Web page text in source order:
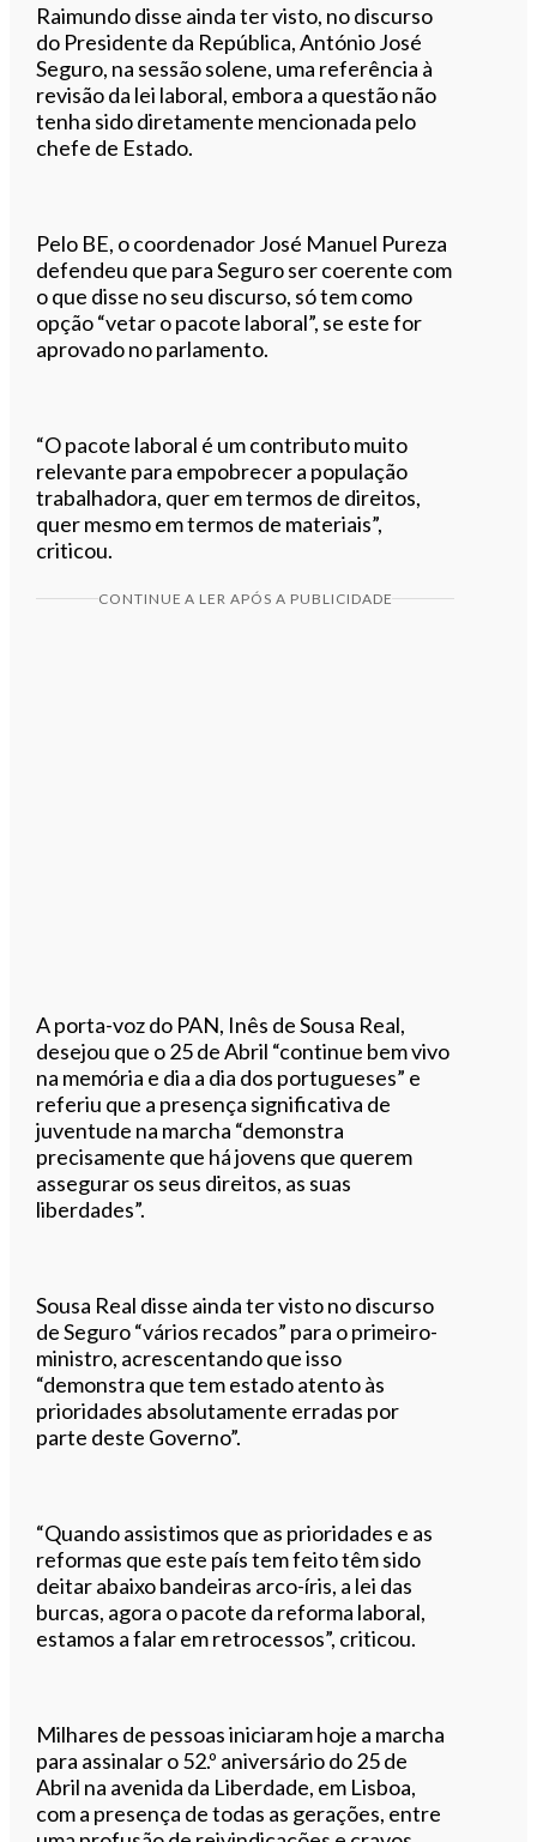
Raimundo disse ainda ter visto, no discurso
do Presidente da República, António José
Seguro, na sessão solene, uma referência à
revisão da lei laboral, embora a questão não
tenha sido diretamente mencionada pelo
chefe de Estado.
Pelo BE, o coordenador José Manuel Pureza
defendeu que para Seguro ser coerente com
o que disse no seu discurso, só tem como
opção “vetar o pacote laboral”, se este for
aprovado no parlamento.
“O pacote laboral é um contributo muito
relevante para empobrecer a população
trabalhadora, quer em termos de direitos,
quer mesmo em termos de materiais”,
criticou.
CONTINUE A LER APÓS A PUBLICIDADE
A porta-voz do PAN, Inês de Sousa Real,
desejou que o 25 de Abril “continue bem vivo
na memória e dia a dia dos portugueses” e
referiu que a presença significativa de
juventude na marcha “demonstra
precisamente que há jovens que querem
assegurar os seus direitos, as suas
liberdades”.
Sousa Real disse ainda ter visto no discurso
de Seguro “vários recados” para o primeiro-
ministro, acrescentando que isso
“demonstra que tem estado atento às
prioridades absolutamente erradas por
parte deste Governo”.
“Quando assistimos que as prioridades e as
reformas que este país tem feito têm sido
deitar abaixo bandeiras arco-íris, a lei das
burcas, agora o pacote da reforma laboral,
estamos a falar em retrocessos”, criticou.
Milhares de pessoas iniciaram hoje a marcha
para assinalar o 52.º aniversário do 25 de
Abril na avenida da Liberdade, em Lisboa,
com a presença de todas as gerações, entre